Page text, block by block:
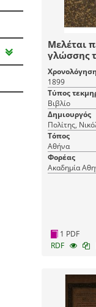
Μελέται
γλώσσης
Παροιμία.
Χρονολόγηση
1899
Τύπος
Βιβλίο
Δημιουργός
Πολίτης,
Τόπος
Αθήνα
Φορέας
Ακαδημία
1 PDF
RDF